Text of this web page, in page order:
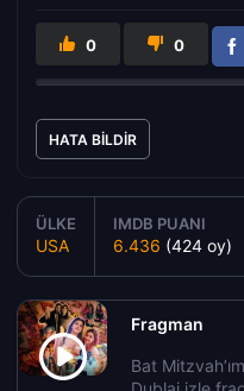
0 0
HATA BILDIR
ÜLKE
USA
IMDB PUANI
6.436 (424 oy)
Fragman
Bat